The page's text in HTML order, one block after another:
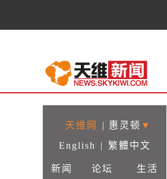
天维网 | 惠灵顿 ▼
English
| 繁體中文
新闻 论坛 生活